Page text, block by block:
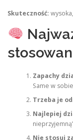
Skuteczność:
Zapachy
Same w
Trzeba je
Najlepiej
Nie stosuj